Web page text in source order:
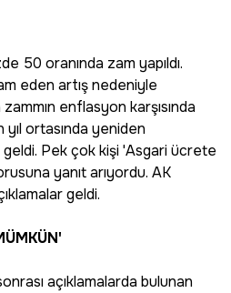
50 oranında zam yapıldı.
eden artış nedeniyle
enflasyon karşısında
ortasında yeniden
Pek çok kişi 'Asgari ücrete
yanıt arıyordu. AK
geldi.
açıklamalarda bulunan